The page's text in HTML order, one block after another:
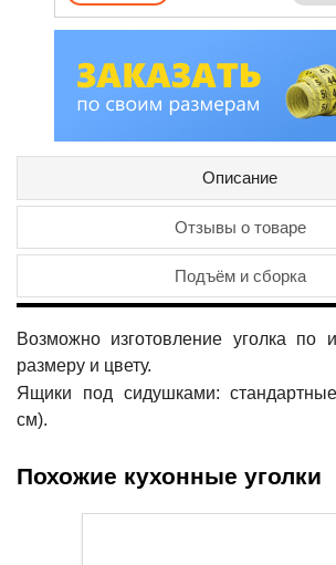
Описание
Отзывы о товаре
Подъём и сборка
Возможно изготовление уголка по
размеру и цвету.
Ящики под сидушками:
см).
Похожие кухонные уголки